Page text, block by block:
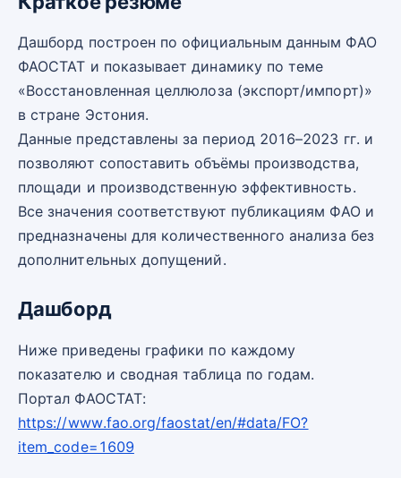
Дашборд построен по официальным данным ФАО
ФАОСТАТ и показывает динамику по теме
«Восстановленная целлюлоза (экспорт/импорт)»
в стране Эстония.
Данные представлены за период 2016–2023 гг. и
позволяют сопоставить объёмы производства,
площади и производственную эффективность.
Все значения соответствуют публикациям ФАО и
предназначены для количественного анализа без
дополнительных допущений.
Дашборд
Ниже приведены графики по каждому
показателю и сводная таблица по годам.
Портал ФАОСТАТ:
https://www.fao.org/faostat/en/#data/FO?
item_code=1609